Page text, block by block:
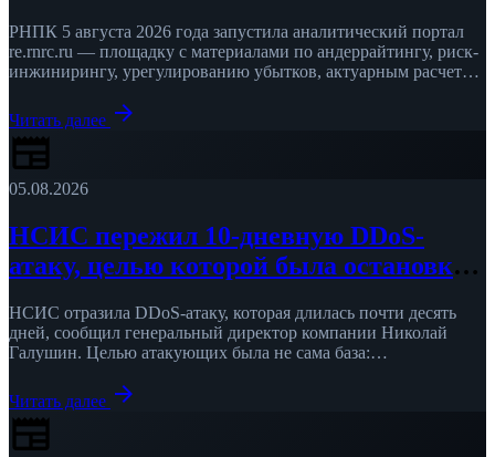
РНПК 5 августа 2026 года запустила аналитический портал
re.rnrc.ru — площадку с материалами по андеррайтингу, риск-
инжинирингу, урегулированию убытков, актуарным расчетам
Читать далее arrow_forward
newspaper
05.08.2026
НСИС пережил 10-дневную DDoS-
атаку, целью которой была остановка
НСИС отразила DDoS-атаку, которая длилась почти десять
дней, сообщил генеральный директор компании Николай
Галушин. Целью атакующих была не сама база:
Читать далее arrow_forward
newspaper